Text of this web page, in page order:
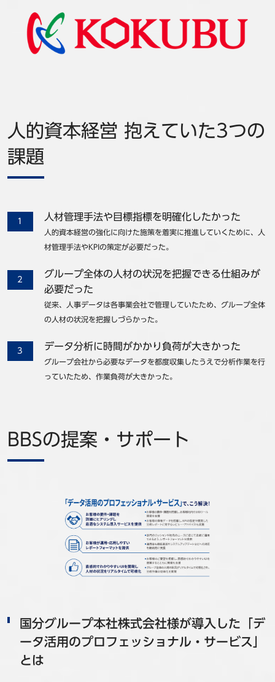
人的資本経営 抱えていた3つの
課題
人材管理手法や目標指標を明確化したかった
人的資本経営の強化に向けた施策を着実に推進していくために、人
材管理手法やKPIの策定が必要だった。
グループ全体の人材の状況を把握できる仕組みが
必要だった
従来、人事データは各事業会社で管理していたため、グループ全体
の人材の状況を把握しづらかった。
データ分析に時間がかかり負荷が大きかった
グループ会社から必要なデータを都度収集したうえで分析作業を行
っていたため、作業負荷が大きかった。
BBSの提案・サポート
国分グループ本社株式会社様が導入した「デ
ータ活用のプロフェッショナル・サービス」
とは